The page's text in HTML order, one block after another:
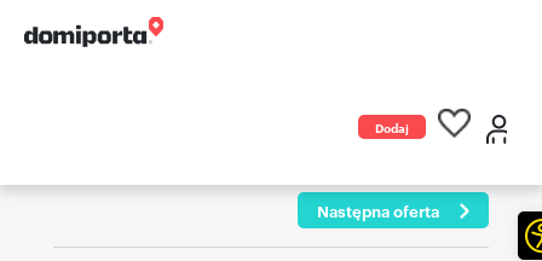
Dodaj
Następna oferta